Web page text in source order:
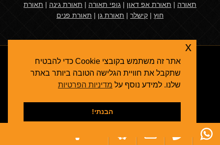
תאורה | תאורת אפ דאון | גופי תאורה | תאורת גינה | תאורת
חוץ | קישלר | תאורת גן | תאורת פנים
קידום אתרים בגוגל
אתר זה משתמש בקובצי Cookie כדי להבטיח
שתקבל את חוויית הגלישה הטובה ביותר באתר
שלנו. למידע נוסף על מדיניות הפרטיות
הבנתי!
x